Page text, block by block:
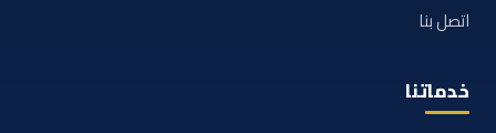
اتصل بنا
خدماتنا